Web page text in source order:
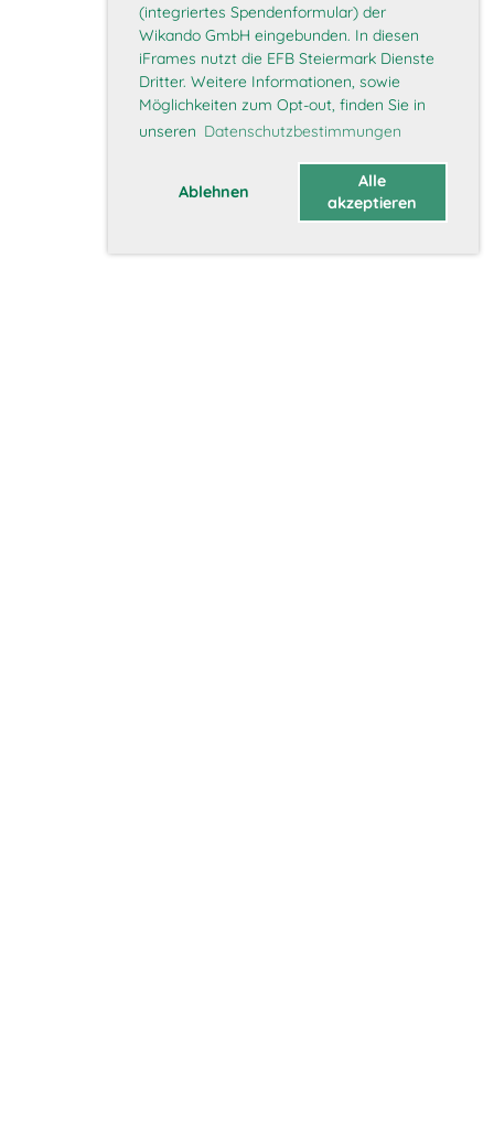
(integriertes Spendenformular) der
Wikando GmbH eingebunden. In diesen
iFrames nutzt die EFB Steiermark Dienste
Dritter. Weitere Informationen, sowie
Möglichkeiten zum Opt-out, finden Sie in
unseren Datenschutzbestimmungen
Ablehnen
Alle
akzeptieren